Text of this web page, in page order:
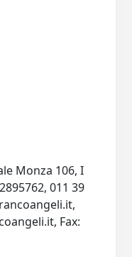
Monza 106, I
011 39
,
Fax: